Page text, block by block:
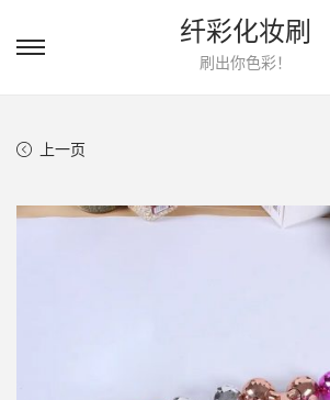
转
跳
纤彩化妆刷
刷出你色彩！
上一页